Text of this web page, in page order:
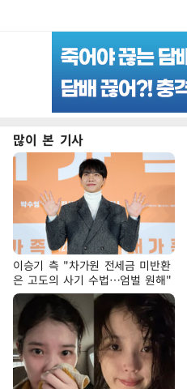
많이 본 기사
이승기 측 "차가원 전세금 미반환
은 고도의 사기 수법…엄벌 원해"